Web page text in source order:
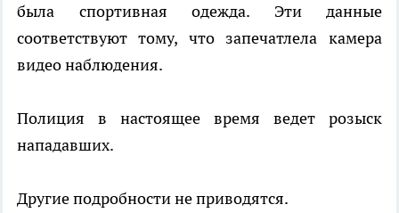
была спортивная одежда. Эти данные
соответствуют тому, что запечатлела камера
видео наблюдения.
Полиция в настоящее время ведет розыск
нападавших.
Другие подробности не приводятся.